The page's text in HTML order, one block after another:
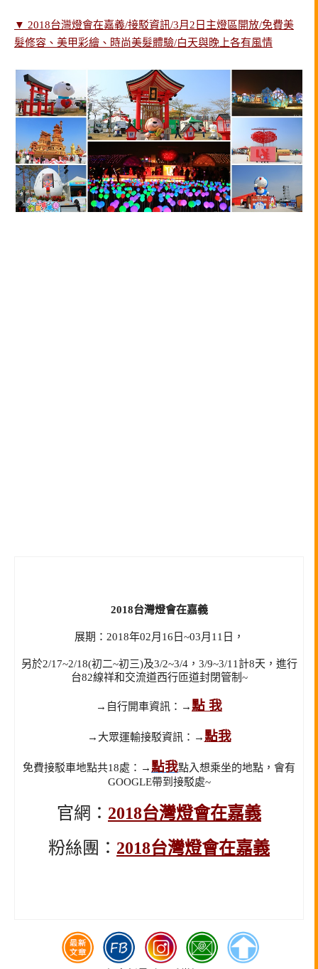
▼ 2018台灣燈會在嘉義/接駁資訊/3月2日主燈區開放/免費美
髮修容、美甲彩繪、時尚美髮體驗/白天與晚上各有風情
2018台灣燈會在嘉義
展期：2018年02月16日~03月11日，
另於2/17~2/18(初二~初三)及3/2~3/4，3/9~3/11計8天，進行
台82線祥和交流道西行匝道封閉管制~
→自行開車資訊：→ 點 我
→大眾運輸接駁資訊：→ 點我
免費接駁車地點共18處：→ 點我點入想乘坐的地點，會有
GOOGLE帶到接駁處~
官網： 2018台灣燈會在嘉義
粉絲團： 2018台灣燈會在嘉義